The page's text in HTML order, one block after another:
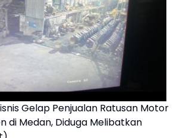
Gelap Penjualan Ratusan Motor
di Medan, Diduga Melibatkan